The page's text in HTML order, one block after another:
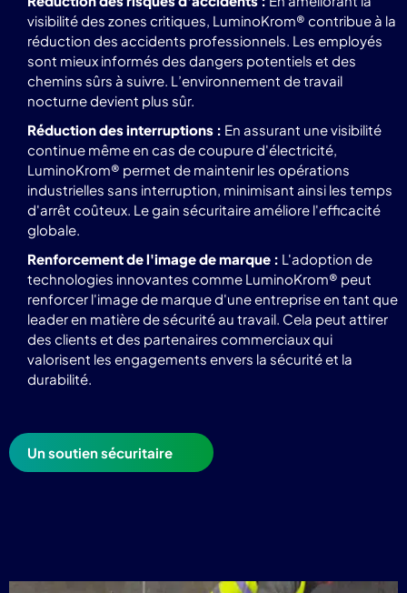
visibilité des zones critiques, LuminoKrom® contribue à la
réduction des accidents professionnels. Les employés
sont mieux informés des dangers potentiels et des
chemins sûrs à suivre. L’environnement de travail
nocturne devient plus sûr.
Réduction des interruptions : En assurant une visibilité
continue même en cas de coupure d'électricité,
LuminoKrom® permet de maintenir les opérations
industrielles sans interruption, minimisant ainsi les temps
d'arrêt coûteux. Le gain sécuritaire améliore l'efficacité
globale.
Renforcement de l'image de marque : L'adoption de
technologies innovantes comme LuminoKrom® peut
renforcer l'image de marque d'une entreprise en tant que
leader en matière de sécurité au travail. Cela peut attirer
des clients et des partenaires commerciaux qui
valorisent les engagements envers la sécurité et la
durabilité.
Un soutien sécuritaire